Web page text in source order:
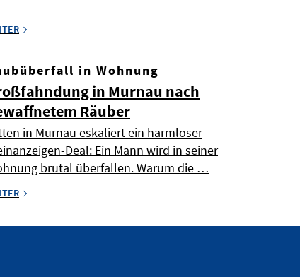
in Wohnung
in Murnau nach
Räuber
in Murnau eskaliert ein harmloser
Deal: Ein Mann wird in seiner
brutal überfallen. Warum die …